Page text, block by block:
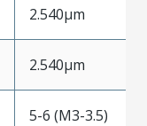
2.540µm
2.540µm
5-6 (M3-3.5)